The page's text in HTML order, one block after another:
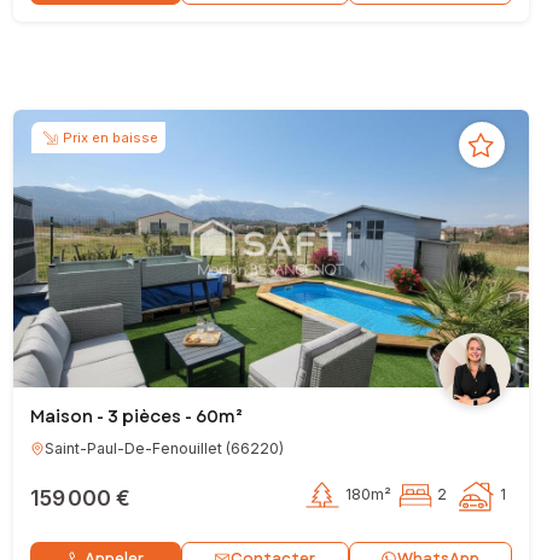
Prix en baisse
Maison - 3 pièces - 60m²
Saint-Paul-De-Fenouillet(66220)
159 000 € 180m² 2 1